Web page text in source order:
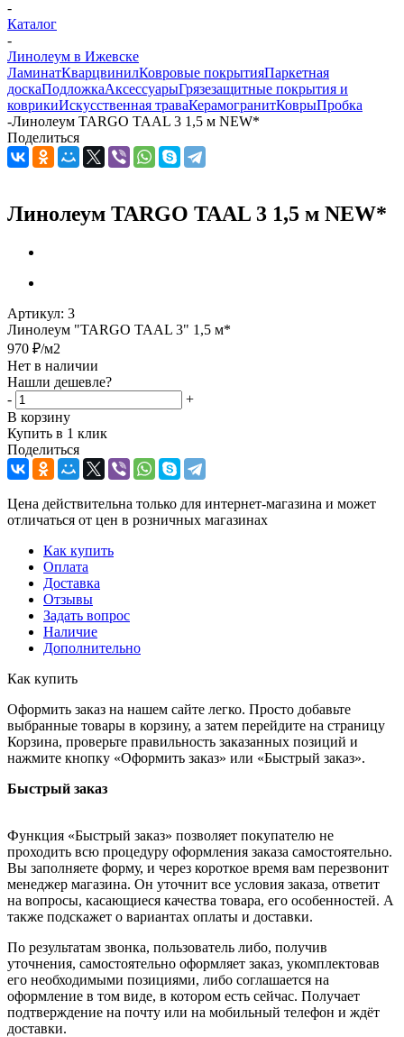
-
Каталог
-
Линолеум в Ижевске
ЛаминатКварцвинилКовровые покрытияПаркетная
доскаПодложкаАксессуарыГрязезащитные покрытия и
коврикиИскусственная траваКерамогранитКоврыПробка
-Линолеум TARGO TAAL 3 1,5 м NEW*
Поделиться
Линолеум TARGO TAAL 3 1,5 м NEW*
Артикул: 3
Линолеум "TARGO TAAL 3" 1,5 м*
970 ₽/м2
Нет в наличии
Нашли дешевле?
-
+
В корзину
Купить в 1 клик
Поделиться
Цена действительна только для интернет-магазина и может
отличаться от цен в розничных магазинах
Как купить
Оплата
Доставка
Отзывы
Задать вопрос
Наличие
Дополнительно
Как купить
Оформить заказ на нашем сайте легко. Просто добавьте
выбранные товары в корзину, а затем перейдите на страницу
Корзина, проверьте правильность заказанных позиций и
нажмите кнопку «Оформить заказ» или «Быстрый заказ».
Быстрый заказ
Функция «Быстрый заказ» позволяет покупателю не
проходить всю процедуру оформления заказа самостоятельно.
Вы заполняете форму, и через короткое время вам перезвонит
менеджер магазина. Он уточнит все условия заказа, ответит
на вопросы, касающиеся качества товара, его особенностей. А
также подскажет о вариантах оплаты и доставки.
По результатам звонка, пользователь либо, получив
уточнения, самостоятельно оформляет заказ, укомплектовав
его необходимыми позициями, либо соглашается на
оформление в том виде, в котором есть сейчас. Получает
подтверждение на почту или на мобильный телефон и ждёт
доставки.